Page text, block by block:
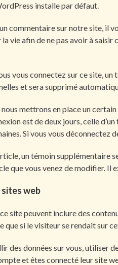
installe par défaut.
commentaire sur notre site, il
vie afin de ne pas avoir à
vous connectez sur ce site,
et sera supprimé
mettrons en place un
est de deux jours, celle
Si vous vous
un témoin supplémentaire
que vous venez de modifier. Il
sites web
site peuvent inclure des
que si le visiteur se rendait sur
des données sur vous, utiliser
et êtes connecté leur site